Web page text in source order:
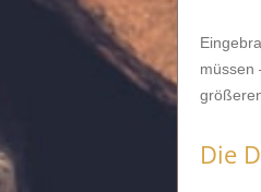
müssen
Die